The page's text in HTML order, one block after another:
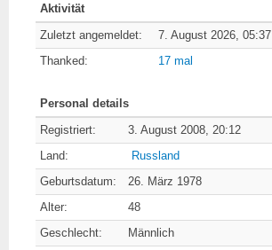
Aktivität
Zuletzt angemeldet:
7. August 2026, 05:37
Thanked:
17 mal
Personal details
Registriert:
3. August 2008, 20:12
Land:
Russland
Geburtsdatum:
26. März 1978
Alter:
48
Geschlecht:
Männlich